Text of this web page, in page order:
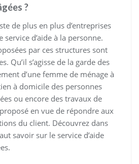
?
de plus en plus d’entreprises
service d’aide à la personne.
par ces structures sont
Qu’il s’agisse de la garde des
d’une femme de ménage à
à domicile des personnes
ou encore des travaux de
en vue de répondre aux
du client. Découvrez dans
savoir sur le service d’aide